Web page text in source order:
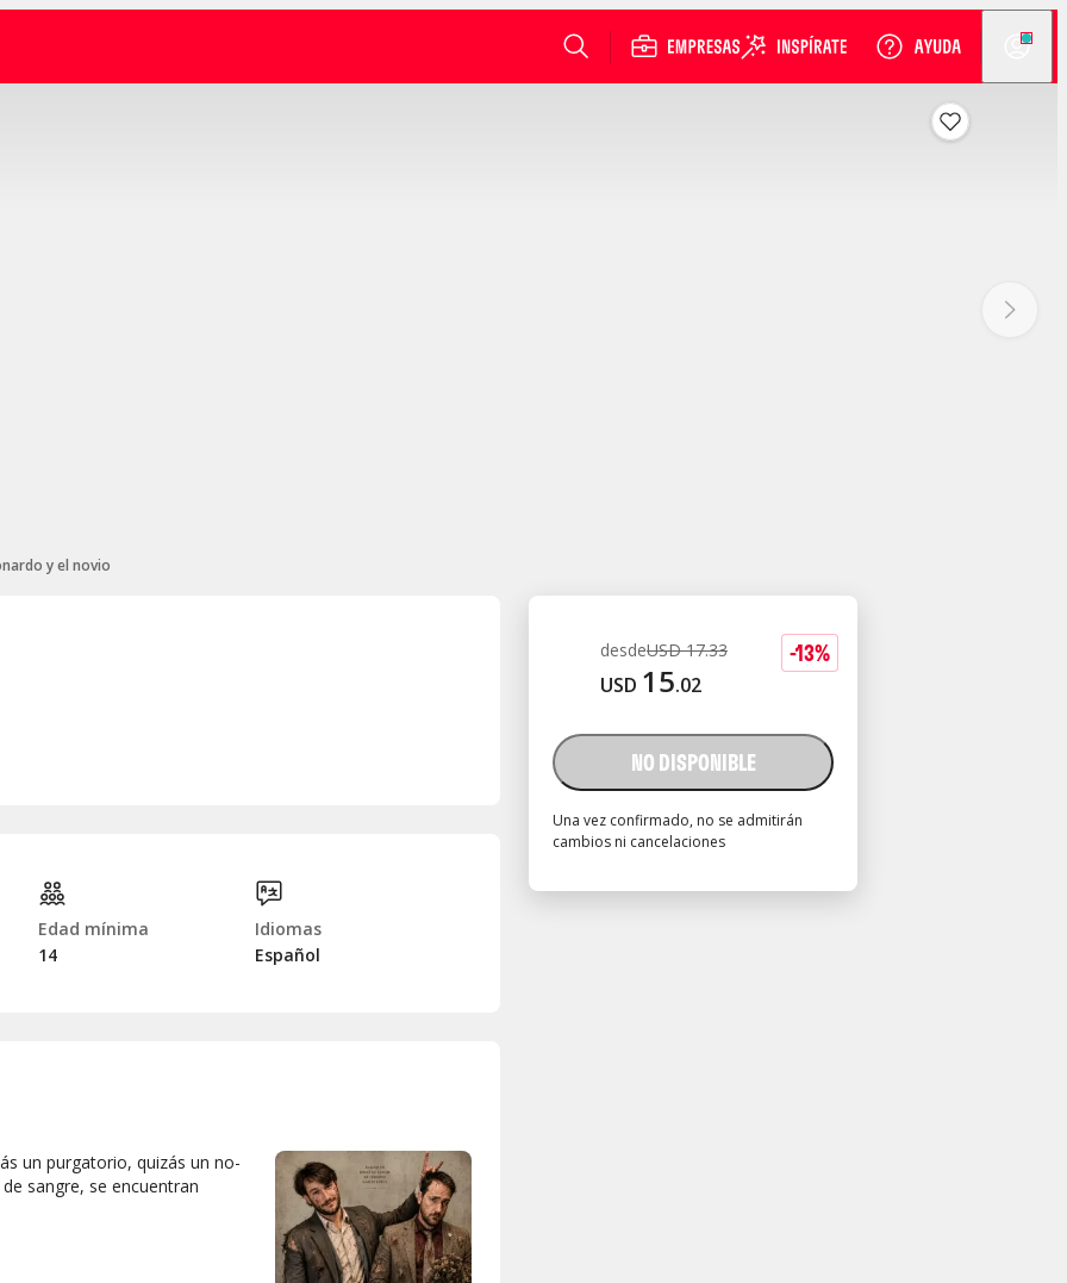
y el novio
-13%
desdeUSD 17.33
USD 15.02
NO DISPONIBLE
Una vez confirmado, no se admitirán
cambios ni cancelaciones
Edad mínima
14
Idiomas
Español
un purgatorio, quizás un no-
sangre, se encuentran